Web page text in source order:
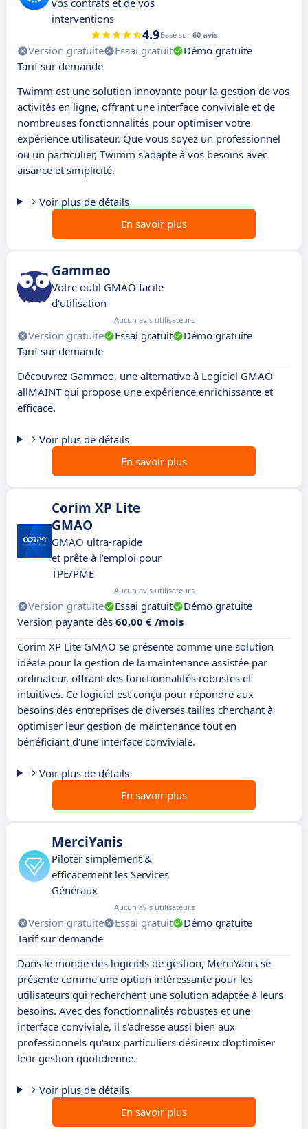
vos contrats et de vos
interventions
4.9Basé sur 60 avis
Version gratuite Essai gratuit
Démo gratuite
Tarif sur demande
Twimm est une solution innovante pour la gestion de vos
activités en ligne, offrant une interface conviviale et de
nombreuses fonctionnalités pour optimiser votre
expérience utilisateur. Que vous soyez un professionnel
ou un particulier, Twimm s'adapte à vos besoins avec
aisance et simplicité.
Voir plus de détails
En savoir plus
Gammeo
Votre outil GMAO facile
d'utilisation
Aucun avis utilisateurs
Version gratuite Essai gratuit
Démo gratuite
Tarif sur demande
Découvrez Gammeo, une alternative à Logiciel GMAO
allMAINT qui propose une expérience enrichissante et
efficace.
Voir plus de détails
En savoir plus
Corim XP Lite
GMAO
GMAO ultra-rapide
et prête à l’emploi pour
TPE/PME
Aucun avis utilisateurs
Version gratuite Essai gratuit
Démo gratuite
Version payante dès 60,00 € /mois
Corim XP Lite GMAO se présente comme une solution
idéale pour la gestion de la maintenance assistée par
ordinateur, offrant des fonctionnalités robustes et
intuitives. Ce logiciel est conçu pour répondre aux
besoins des entreprises de diverses tailles cherchant à
optimiser leur gestion de maintenance tout en
bénéficiant d'une interface conviviale.
Voir plus de détails
En savoir plus
MerciYanis
Piloter simplement &
efficacement les Services
Généraux
Aucun avis utilisateurs
Version gratuite Essai gratuit
Démo gratuite
Tarif sur demande
Dans le monde des logiciels de gestion, MerciYanis se
présente comme une option intéressante pour les
utilisateurs qui recherchent une solution adaptée à leurs
besoins. Avec des fonctionnalités robustes et une
interface conviviale, il s'adresse aussi bien aux
professionnels qu'aux particuliers désireux d'optimiser
leur gestion quotidienne.
Voir plus de détails
En savoir plus